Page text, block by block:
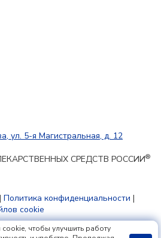
ул. 5-я Магистральная, д. 12
СРЕДСТВ РОССИИ®
| Политика конфиденциальности |
cookie
чтобы улучшить работу